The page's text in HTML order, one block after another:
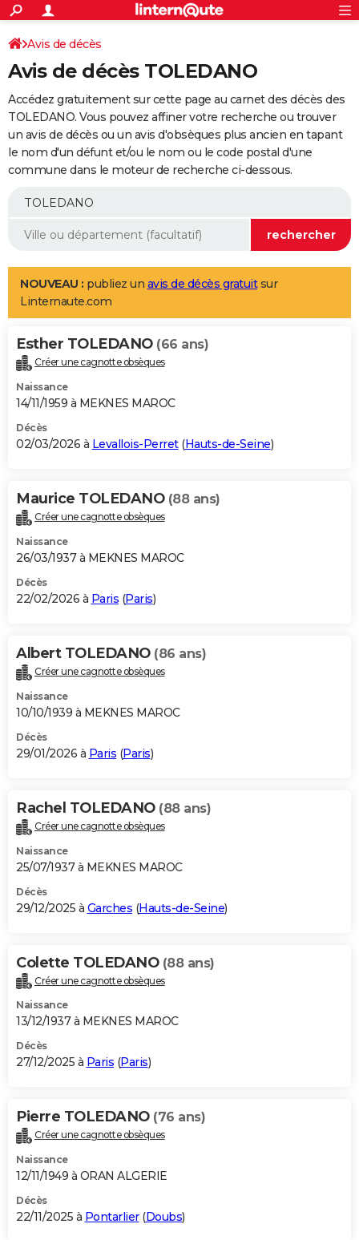
ACTUALITÉS
Politique
Société
Faits Divers
Education
Monde
Villes
+
SPORT
Coupe du monde 2026
Football
Tennis
Cyclisme
Rugby
Forum
Programme TV
TNT
Streaming
Cinéma
Sorties cinéma
Musique
+
FINANCE
Impôts
Immobilier
Risques naturels par ville
Banque
Assurance
Crédit
AUTO
Essais
Réserver un essai
Citadines
Berlines
SUV
Forum auto
+
Mobiles
Meilleur smartphone
Internet
Ordinateurs
Jeux vidéo
Guide high-tech
Aménagement intérieur
LIFESTYLE
Art de vivre
Bien-être
Loisirs
Mode
Modes de vie
Alimentation
Guide de la santé
Maladies
Médicaments
Sommeil
VOYAGE
Destinations
City break
Voyage nature
Voyage de noces
Forum
Climat
+PHOTO
GUIDES D'ACHAT
BONS PLANS
Carte de Noël
Carte Bonne année
Carte Saint-Valentin
Carte Pâques
Carte d'anniversaire
DICTIONNAIRE
Dictionnaire
Biographies
Citations
Expressions
Proverbes
PROGRAMME TV
S'inscrire
Se connecter
Lycées
Collèges
Primaires
Universités
Entreprises
Service militaire
Avis de recherche
AVIS DE DÉCÈS
Bricolage
Lifestyle
Culture
Sport
Auto
Television
Voyage
Cinema
Avis de décès
Avis de décès TOLEDANO
Accédez gratuitement sur cette page au carnet des décès des
TOLEDANO. Vous pouvez affiner votre recherche ou trouver
un avis de décès ou un avis d'obsèques plus ancien en tapant
le nom d'un défunt et/ou le nom ou le code postal d'une
commune dans le moteur de recherche ci-dessous.
NOUVEAU : publiez un avis de décès gratuitsur
Linternaute.com
Esther TOLEDANO (66 ans)
Créer une cagnotte obsèques
Naissance
14/11/1959 à MEKNES MAROC
Décès
02/03/2026 à Levallois-Perret(Hauts-de-Seine)
Maurice TOLEDANO (88 ans)
Créer une cagnotte obsèques
Naissance
26/03/1937 à MEKNES MAROC
Décès
22/02/2026 à Paris (Paris)
Albert TOLEDANO (86 ans)
Créer une cagnotte obsèques
Naissance
10/10/1939 à MEKNES MAROC
Décès
29/01/2026 à Paris (Paris)
Rachel TOLEDANO (88 ans)
Créer une cagnotte obsèques
Naissance
25/07/1937 à MEKNES MAROC
Décès
29/12/2025 à Garches (Hauts-de-Seine)
Colette TOLEDANO (88 ans)
Créer une cagnotte obsèques
Naissance
13/12/1937 à MEKNES MAROC
Décès
27/12/2025 à Paris (Paris)
Pierre TOLEDANO (76 ans)
Créer une cagnotte obsèques
Naissance
12/11/1949 à ORAN ALGERIE
Décès
22/11/2025 à Pontarlier(Doubs)